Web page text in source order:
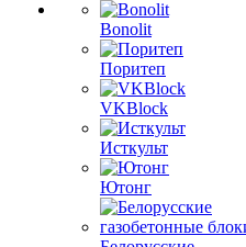
Bonolit
Поритеп
VKBlock
Исткульт
Ютонг